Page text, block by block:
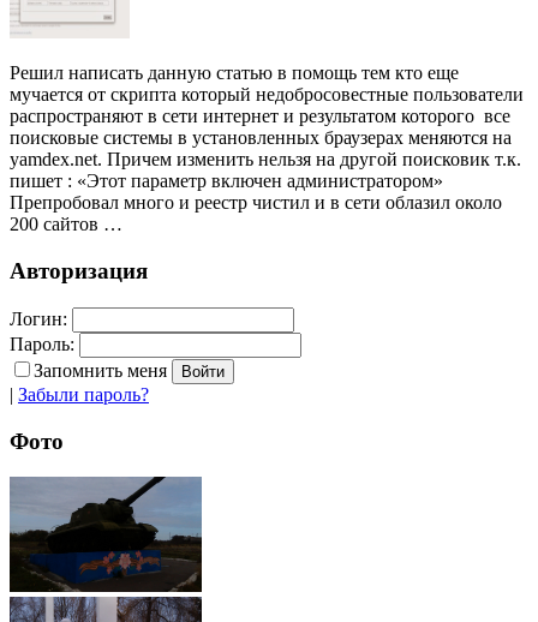
Решил написать данную статью в помощь тем кто еще
мучается от скрипта который недобросовестные пользователи
распространяют в сети интернет и результатом которого все
поисковые системы в установленных браузерах меняются на
yamdex.net. Причем изменить нельзя на другой поисковик т.к.
пишет : «Этот параметр включен администратором»
Препробовал много и реестр чистил и в сети облазил около
200 сайтов …
Авторизация
Логин:
Пароль:
Запомнить меня
| Забыли пароль?
Фото